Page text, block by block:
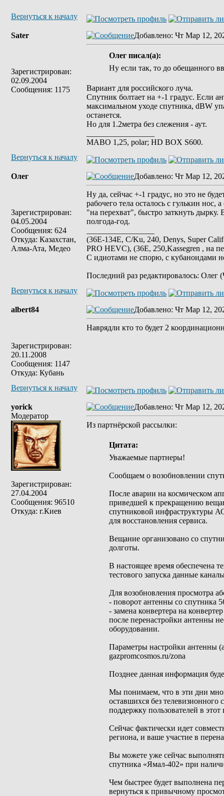
Вернуться к началу
Sater
Зарегистрирован:
02.09.2004
Сообщения: 1175
Добавлено: Чт Мар 12,
Олег писал(а):
Ну если так, то до обещанного
Вариант для российского луча.
Спутник болтает на +-1 градус. Если
максимальном уходе спутника, dBW
останется.
Но для 1.2метра без слежения - аут.
MABO 1,25, polar; HD BOX S600.
Вернуться к началу
Олег
Зарегистрирован:
04.05.2004
Сообщения: 624
Откуда: Казахстан,
Алма-Ата, Медео
Добавлено: Чт Мар 12,
Ну да, сейчас +-1 градус, но это не
рабочего тела осталось с гулькин нос,
"на перехват", быстро заткнуть дырку.
полгода-год.
(36E-134E, C/Ku, 240, Denys, Super
PRO HEVC), (36E, 250,Kassegren , на
С идиотами не спорю, с кубаноидами
Последний раз редактировалось: Олег
Вернуться к началу
albert84
Зарегистрирован:
20.11.2008
Сообщения: 1147
Откуда: Кубань
Добавлено: Чт Мар 12,
Наврядли кто то будет 2
Вернуться к началу
yorick
Модератор
Зарегистрирован:
27.04.2004
Сообщения: 96510
Откуда: г.Киев
Добавлено: Чт Мар 12,
Из партнёрской рассылки:
Цитата:
Уважаемые партнеры!
Сообщаем о возобновлении
После аварии на космическом
приведшей к прекращению
спутниковой инфраструктуры
для восстановления сервиса.
Вещание организовано со
долготы.
В настоящее время обеспечена
тестового запуска данные
Для возобновления просмотра
- поворот антенны со спутника
- замена конвертера на
после перенастройки антенны
оборудовании.
Параметры настройки антенны
gazpromcosmos.ru/zona
Позднее данная информация
Мы понимаем, что в эти дни
оставшихся без телевизионного
поддержку пользователей в этот
Сейчас фактически идет
региона, и ваше участие в
Вы можете уже сейчас
спутника «Ямал-402» при
Чем быстрее будет выполнена
вернуться к привычному